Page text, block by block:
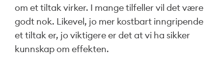
om et tiltak virker. I mange tilfeller vil det være
godt nok. Likevel, jo mer kostbart inngripende
et tiltak er, jo viktigere er det at vi ha sikker
kunnskap om effekten.